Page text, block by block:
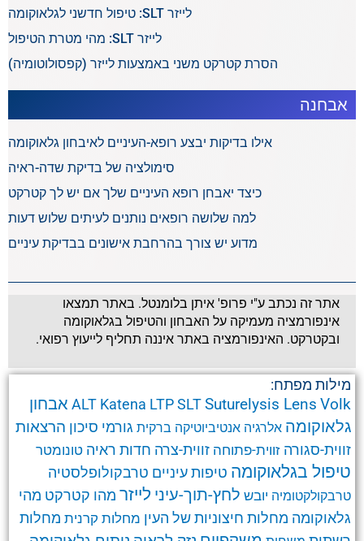
לייזר SLT: טיפול חדשני לגלאוקומה
לייזר SLT: מהי מטרת הטיפול
הסרת קטרקט משני באמצעות לייזר (קפסולוטומיה)
אבחנה
אילו בדיקות יבצע רופא-העיניים לאיבחון גלאוקומה
סימולציה של בדיקת שדה-ראיה
כיצד יאבחן רופא העיניים שלך אם יש לך קטרקט
למה שלושה רופאים נותנים לעיתים שלוש דעות
מדוע יש צורך בהרחבת אישונים בבדיקת עיניים
אתר זה נכתב ע"י פרופ' איתן בלומנטל. באתר תמצאו
אינפורמציה מעמיקה על האבחון והטיפול בגלאוקומה
ובקטרקט. האינפורמציה באתר איננה תחליף לייעוץ רפואי.
מילות מפתח:
ALT Katena LTPSLTSuturelysis Lens Volk
אבחון
גלאוקומה אלרגיה אנטיביוטיקה ברקית גורמי סיכון הרצאות
זווית-סגורה זווית-פתוחה זווית-צרה חדות ראיה טונומטר
טיפול בגלאוקומה טיפות עיניים טרבקולופלסטיה
טרבקולקטומיה יובש לחץ-תוך-עיני לייזר מהו קטרקט מהי
גלאוקומה מחלות חיצוניות של העין מחלות קרנית מחלות